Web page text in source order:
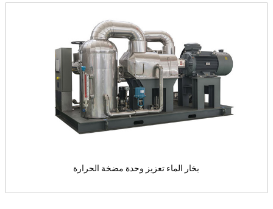
GHWS-HFO
هذا المنتج يمكن أن تنتج مباشرة...
View the product 
بخار الماء تعزيز وحدة مضخة الحرارة